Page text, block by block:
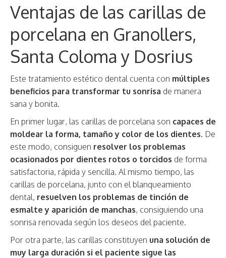
Ventajas de las carillas de
porcelana en Granollers,
Santa Coloma y Dosrius
Este tratamiento estético dental cuenta con múltiples
beneficios para transformar tu sonrisa de manera
sana y bonita.
En primer lugar, las carillas de porcelana son capaces de
moldear la forma, tamaño y color de los dientes. De
este modo, consiguen resolver los problemas
ocasionados por dientes rotos o torcidos de forma
satisfactoria, rápida y sencilla. Al mismo tiempo, las
carillas de porcelana, junto con el blanqueamiento
dental, resuelven los problemas de tinción de
esmalte y aparición de manchas, consiguiendo una
sonrisa renovada según los deseos del paciente.
Por otra parte, las carillas constituyen una solución de
muy larga duración si el paciente sigue las